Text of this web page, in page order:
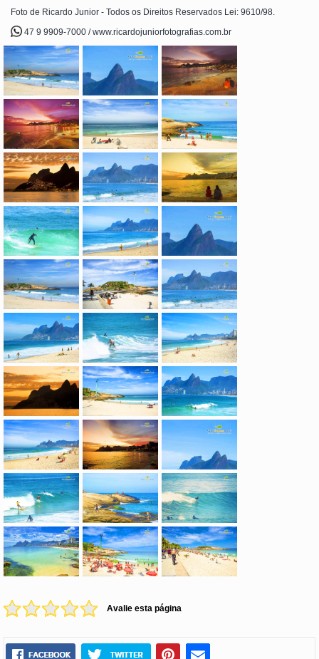
Foto de Ricardo Junior - Todos os Direitos Reservados Lei: 9610/98.
47 9 9909-7000 / www.ricardojuniorfotografias.com.br
Avalie esta página